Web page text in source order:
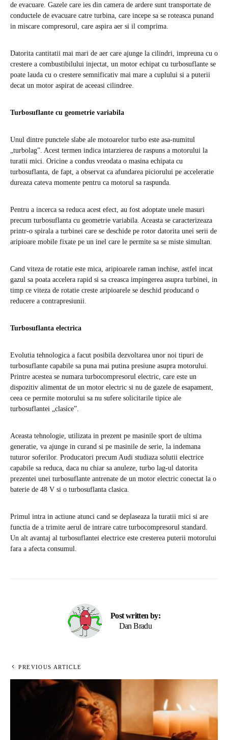
de evacuare. Gazele care ies din camera de ardere sunt transportate de
conductele de evacuare catre turbina, care incepe sa se roteasca punand
in miscare compresorul, care aspira aer si il comprima.
Datorita cantitatii mai mari de aer care ajunge la cilindri, impreuna cu o
crestere a combustibilului injectat, un motor echipat cu turbosuflante se
poate lauda cu o crestere semnificativ mai mare a cuplului si a puterii
decat un motor aspirat de aceeasi cilindree.
Turbosuflante cu geometrie variabila
Unul dintre punctele slabe ale motoarelor turbo este asa-numitul
„turbolag”. Acest termen indica intarzierea de raspuns a motorului la
turatii mici. Oricine a condus vreodata o masina echipata cu
turbosuflanta, de fapt, a observat ca afundarea piciorului pe acceleratie
dureaza cateva momente pentru ca motorul sa raspunda.
Pentru a incerca sa reduca acest efect, au fost adoptate unele masuri
precum turbosuflanta cu geometrie variabila. Aceasta se caracterizeaza
printr-o spirala a turbinei care se deschide pe rotor datorita unei serii de
aripioare mobile fixate pe un inel care le permite sa se miste simultan.
Cand viteza de rotatie este mica, aripioarele raman inchise, astfel incat
gazul sa poata accelera rapid si sa creasca impingerea asupra turbinei, in
timp ce viteza de rotatie creste aripioarele se deschid producand o
reducere a contrapresiunii.
Turbosuflanta electrica
Evolutia tehnologica a facut posibila dezvoltarea unor noi tipuri de
turbosuflante capabile sa puna mai putina presiune asupra motorului.
Printre acestea se numara turbocompresorul electric, care este un
dispozitiv alimentat de un motor electric si nu de gazele de esapament,
ceea ce permite motorului sa nu sufere solicitarile tipice ale
turbosuflantei „clasice”.
Aceasta tehnologie, utilizata in prezent pe masinile sport de ultima
generatie, va ajunge in curand si pe masinile de serie, la indemana
tuturor soferilor. Producatori precum Audi studiaza solutii electrice
capabile sa reduca, daca nu chiar sa anuleze, turbo lag-ul datorita
prezentei unei turbosuflante antrenate de un motor electric conectat la o
baterie de 48 V si o turbosuflanta clasica.
Primul intra in actiune atunci cand se deplaseaza la turatii mici si are
functia de a trimite aerul de intrare catre turbocompresorul standard.
Un alt avantaj al turbosuflantei electrice este cresterea puterii motorului
fara a afecta consumul.
Post written by:
Dan Bradu
PREVIOUS ARTICLE